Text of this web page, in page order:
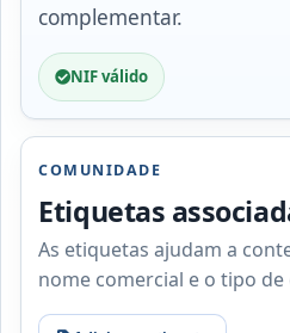
complementar.
NIF válido
COMUNIDADE
Etiquetas
As etiquetas ajudam a
nome comercial e o tipo de